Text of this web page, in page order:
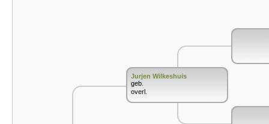
Jurjen Wilkeshuis
geb.
overl.